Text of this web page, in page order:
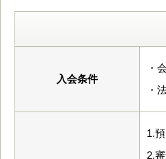
入会条件
・
・
1.
2.